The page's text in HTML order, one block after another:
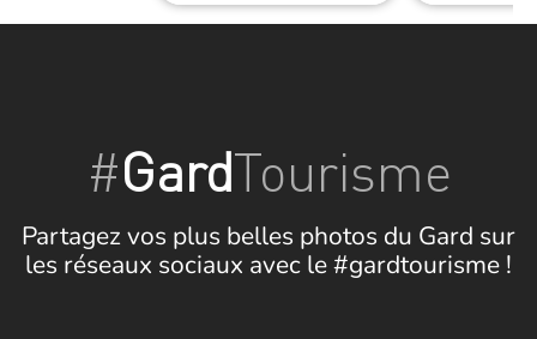
#GardTourisme
Partagez vos plus belles photos du Gard sur
les réseaux sociaux avec le #gardtourisme !